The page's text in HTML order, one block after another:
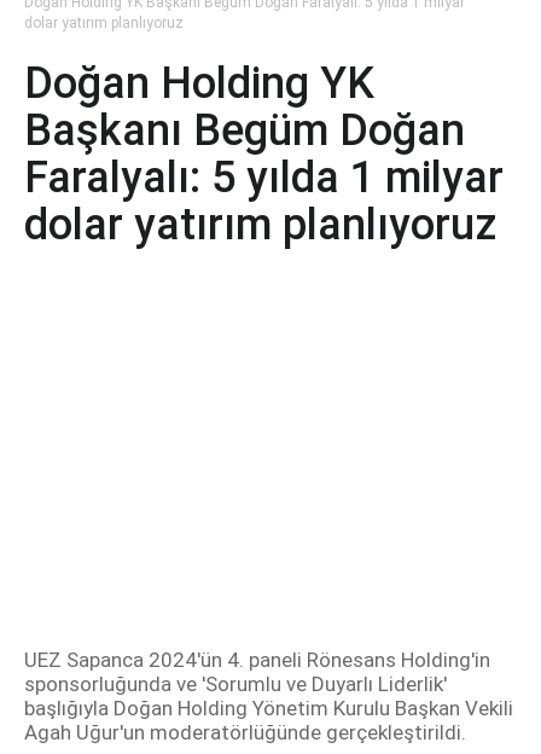
dolar yatırım planlıyoruz
Doğan Holding YK
Başkanı Begüm Doğan
Faralyalı: 5 yılda 1 milyar
dolar yatırım planlıyoruz
UEZ Sapanca 2024'ün 4. paneli Rönesans Holding'in
sponsorluğunda ve 'Sorumlu ve Duyarlı Liderlik'
başlığıyla Doğan Holding Yönetim Kurulu Başkan Vekili
Agah Uğur'un moderatörlüğünde gerçekleştirildi.